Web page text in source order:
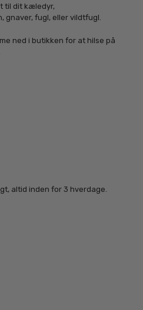
til dit kæledyr,
gnaver, fugl, eller vildtfugl.
ned i butikken for at hilse på
altid inden for 3 hverdage.